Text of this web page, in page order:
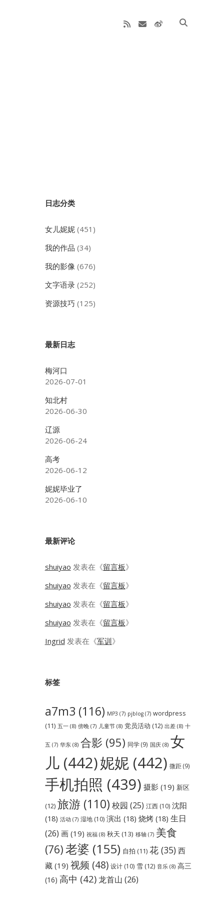
rss emailweibo
Sidebar
日志分类
女儿妮妮(451)
我的作品 (34)
我的影像 (676)
文字语录(252)
资源技巧 (125)
最新日志
梅河口
2026-07-01
知北村
2026-06-30
辽源
2026-06-24
高考
2026-06-12
妮妮毕业了
2026-06-10
最新评论
shuiyao 发表在《留言板》
shuiyao 发表在《留言板》
shuiyao 发表在《留言板》
shuiyao 发表在《留言板》
Ingrid 发表在《军训》
标签
a7m3 (116) MP3 (7) pjblog(7) wordpress
(11) 五一(8) 傍晚(7) 儿童节(8) 党员活动 (12) 出差(8) 十
五 (7) 华东(8) 合影 (95) 同学(9) 国庆(8) 女
儿(442)妮妮(442) 微距(9)
手机拍照 (439) 摄影(19) 新区
(12) 旅游(110) 校园 (25) 江西(10) 沈阳
(18) 活动 (7) 湿地(10) 演出 (18) 烧烤(18) 生日
(26) 画(19) 祝福(8) 秋天 (13) 移轴(7) 美食
(76)老婆 (155) 自拍 (11) 花(35) 西
藏(19) 视频 (48) 设计(10) 雪(12) 音乐(8) 高三
(16) 高中 (42)龙首山 (26)